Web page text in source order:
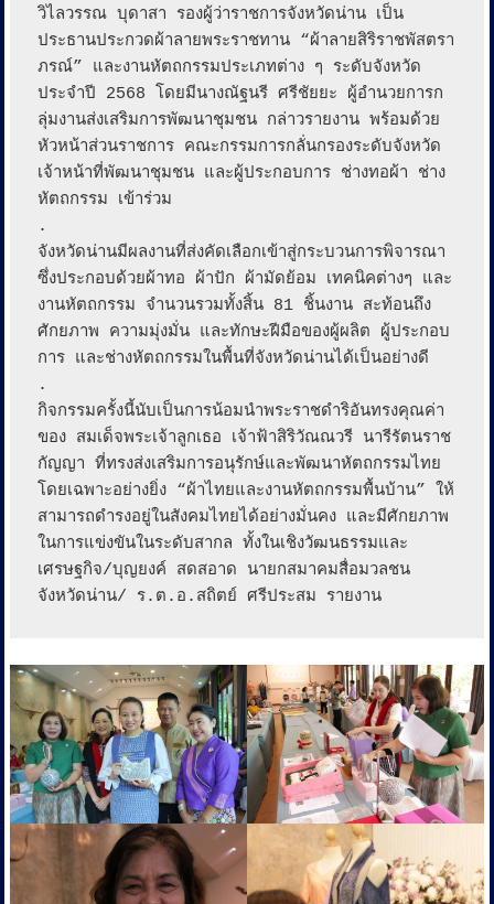
วิไลวรรณ บุดาสา รองผู้ว่าราชการจังหวัดน่าน เป็น
ประธานประกวดผ้าลายพระราชทาน “ผ้าลายสิริราชพัสตรา
ภรณ์” และงานหัตถกรรมประเภทต่าง ๆ ระดับจังหวัด
ประจำปี 2568 โดยมีนางณัฐนรี ศรีชัยยะ ผู้อำนวยการก
ลุ่มงานส่งเสริมการพัฒนาชุมชน กล่าวรายงาน พร้อมด้วย
หัวหน้าส่วนราชการ คณะกรรมการกลั่นกรองระดับจังหวัด
เจ้าหน้าที่พัฒนาชุมชน และผู้ประกอบการ ช่างทอผ้า ช่าง
หัตถกรรม เข้าร่วม
.
จังหวัดน่านมีผลงานที่ส่งคัดเลือกเข้าสู่กระบวนการพิจารณา
ซึ่งประกอบด้วยผ้าทอ ผ้าปัก ผ้ามัดย้อม เทคนิคต่างๆ และ
งานหัตถกรรม จำนวนรวมทั้งสิ้น 81 ชิ้นงาน สะท้อนถึง
ศักยภาพ ความมุ่งมั่น และทักษะฝีมือของผู้ผลิต ผู้ประกอบ
การ และช่างหัตถกรรมในพื้นที่จังหวัดน่านได้เป็นอย่างดี
.
กิจกรรมครั้งนี้นับเป็นการน้อมนำพระราชดำริอันทรงคุณค่า
ของ สมเด็จพระเจ้าลูกเธอ เจ้าฟ้าสิริวัณณวรี นารีรัตนราช
กัญญา ที่ทรงส่งเสริมการอนุรักษ์และพัฒนาหัตถกรรมไทย
โดยเฉพาะอย่างยิ่ง “ผ้าไทยและงานหัตถกรรมพื้นบ้าน” ให้
สามารถดำรงอยู่ในสังคมไทยได้อย่างมั่นคง และมีศักยภาพ
ในการแข่งขันในระดับสากล ทั้งในเชิงวัฒนธรรมและ
เศรษฐกิจ/บุญยงค์ สดสอาด นายกสมาคมสื่อมวลชน
จังหวัดน่าน/ ร.ต.อ.สถิตย์ ศรีประสม รายงาน